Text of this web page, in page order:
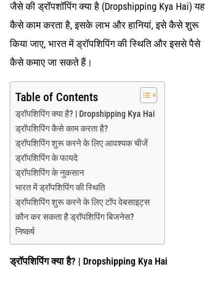
जैसे की ड्रॉपशॉपिंग क्या है (Dropshipping Kya Hai) यह
कैसे काम करता है, इसके लाभ और हानियां, इसे कैसे शुरू
किया जाए, भारत में ड्रॉपशिपिंग की स्थिति और इससे पैसे
कैसे कमाए जा सकते हैं।
Table of Contents
ड्रॉपशिपिंग क्या है? | Dropshipping Kya Hai
ड्रॉपशिपिंग कैसे काम करता है?
ड्रॉपशिपिंग शुरू करने के लिए आवश्यक चीजें
ड्रॉपशिपिंग के फायदे
ड्रॉपशिपिंग के नुकसान
भारत में ड्रॉपशिपिंग की स्थिति
ड्रॉपशिपिंग शुरू करने के लिए टॉप वेबसाइट्स
कौन कर सकता है ड्रॉपशिपिंग बिजनेस?
निष्कर्ष
ड्रॉपशिपिंग क्या है? | Dropshipping Kya Hai